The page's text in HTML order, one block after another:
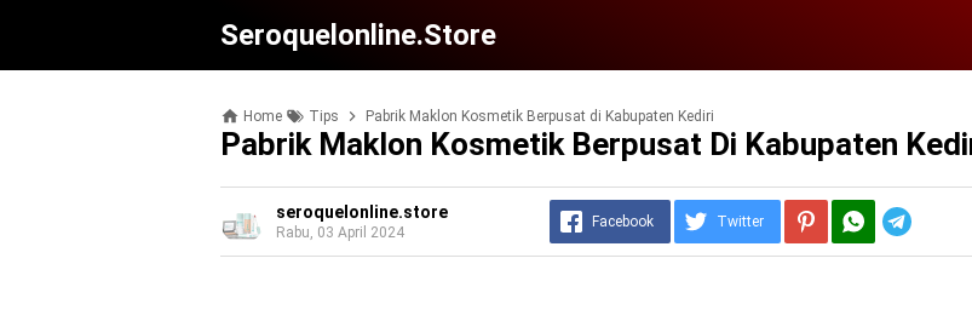
Seroquelonline.store
Home Tips Pabrik Maklon Kosmetik Berpusat di Kabupaten Kediri
Pabrik Maklon Kosmetik Berpusat Di Kabupaten
seroquelonline.store
Rabu, 03 April 2024
Facebook Twitter